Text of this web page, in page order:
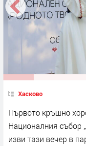
Хасково
Първото кръшно
Националния събор
изви тази вечер в